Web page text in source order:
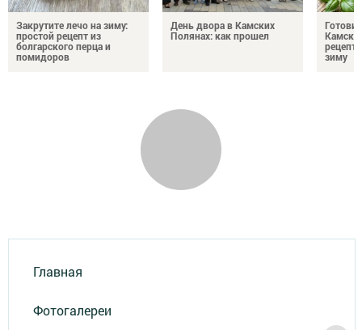
Закрутите лечо на зиму:
простой рецепт из
болгарского перца и
помидоров
День двора в Камских
Полянах: как прошел
зиму
Главная
Фотогалереи